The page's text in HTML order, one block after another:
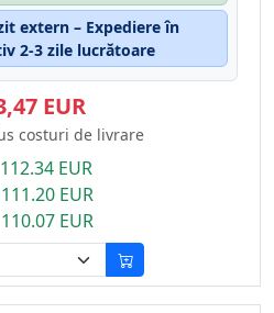
extern – Expediere în
2-3 zile lucrătoare
EUR
costuri de livrare
EUR
EUR
EUR